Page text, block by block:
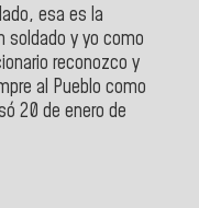
esa es la
soldado y yo como
reconozco y
al Pueblo como
20 de enero de